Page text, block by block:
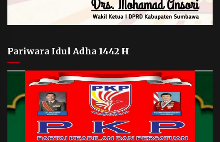
Pariwara Idul Adha 1442 H